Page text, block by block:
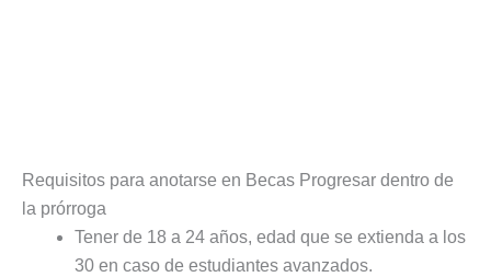
Requisitos para anotarse en Becas Progresar dentro de
la prórroga
Tener de 18 a 24 años, edad que se extienda a los
30 en caso de estudiantes avanzados.